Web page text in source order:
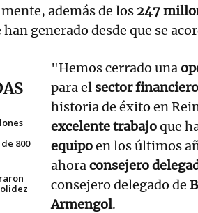
además de los 247
han generado desde que se
800
"Hemos cerrado una
para el sector
historia de éxito en
excelente trabajoque
equipoen los últimos
ahoraconsejero
consejero delegado de
Armengol.